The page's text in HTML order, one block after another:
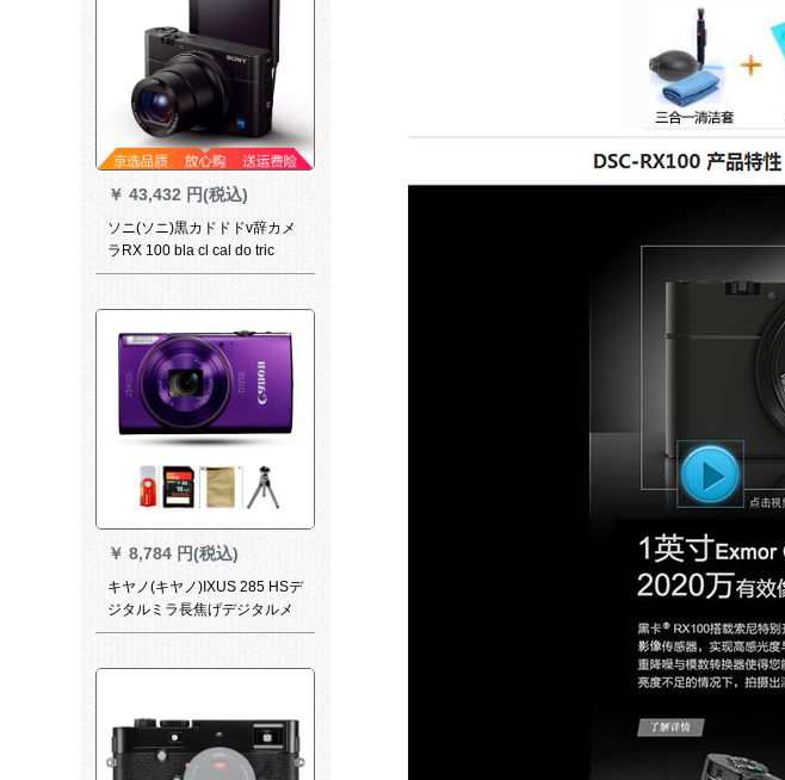
￥ 43,432 円(税込)
ソニ(ソニ)黒カドドドv辞カメ
ラRX 100 bla cl cal do tric
DIP-RX 100 IV(R 100 M 4)家
￥ 8,784 円(税込)
キヤノ(キヤノ)IXUS 285 HSデ
ジタルミラ長焦げデジタルメ
ラWiFiハビビ